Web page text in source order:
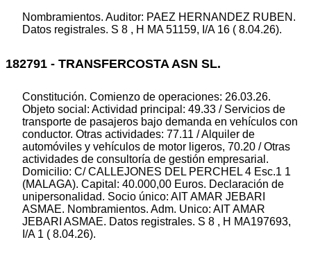
Nombramientos. Auditor: PAEZ HERNANDEZ RUBEN.
Datos registrales. S 8 , H MA 51159, I/A 16 ( 8.04.26).
182791 - TRANSFERCOSTA ASN SL.
Constitución. Comienzo de operaciones: 26.03.26.
Objeto social: Actividad principal: 49.33 / Servicios de
transporte de pasajeros bajo demanda en vehículos con
conductor. Otras actividades: 77.11 / Alquiler de
automóviles y vehículos de motor ligeros, 70.20 / Otras
actividades de consultoría de gestión empresarial.
Domicilio: C/ CALLEJONES DEL PERCHEL 4 Esc.1 1
(MALAGA). Capital: 40.000,00 Euros. Declaración de
unipersonalidad. Socio único: AIT AMAR JEBARI
ASMAE. Nombramientos. Adm. Unico: AIT AMAR
JEBARI ASMAE. Datos registrales. S 8 , H MA197693,
I/A 1 ( 8.04.26).